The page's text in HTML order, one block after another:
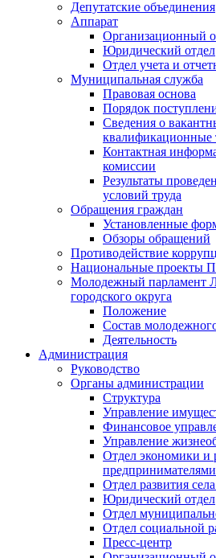
Депутатские объединения
Аппарат
Организационный
Юридический отдел
Отдел учета и
Муниципальная служба
Правовая основа
Порядок
Сведения о
квалификационные
Контактная
комиссии
Результаты
условий труда
Обращения граждан
Установленные
Обзоры обращений
Противодействие
Национальные проекты
Молодежный парламент
городского округа
Положение
Состав
Деятельность
Администрация
Руководство
Органы администрации
Структура
Управление
Финансовое
Управление
Отдел экономики и
предпринимателями
Отдел развития
Юридический отдел
Отдел
Отдел социальной
Пресс-центр